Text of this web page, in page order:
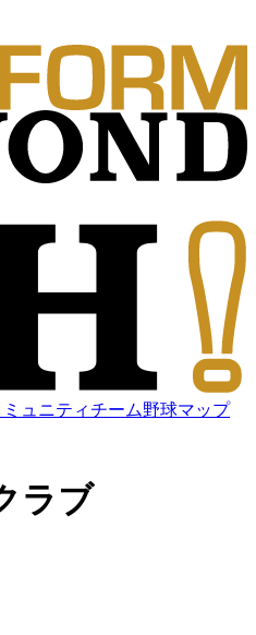
ミュニティチーム野球マップ
ラブ